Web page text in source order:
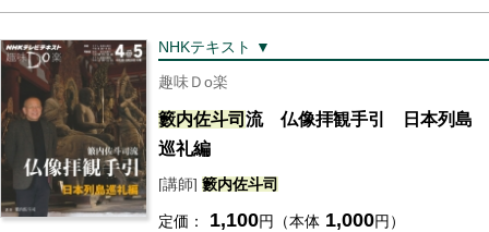
NHKテキスト ▼
趣味Ｄo楽
籔内佐斗司 流 仏像拝観手引 日本列島
巡礼編
[講師] 籔内佐斗司
定価： 1,100円（本体 1,000円）